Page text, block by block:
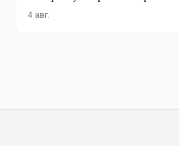
4 авг.